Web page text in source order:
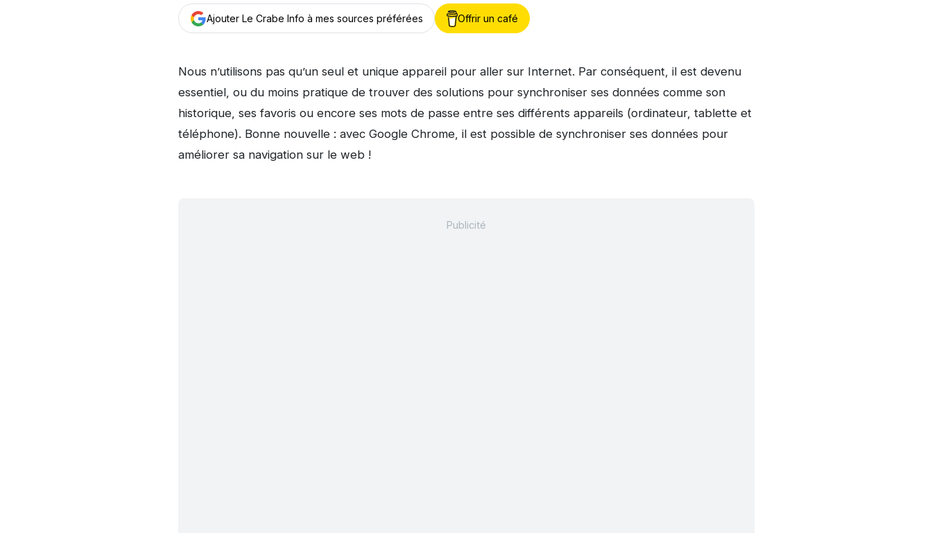
Ajouter Le Crabe Info à mes sources préférées Offrir un café
Nous n’utilisons pas qu’un seul et unique appareil pour aller sur Internet. Par conséquent, il est devenu
essentiel, ou du moins pratique de trouver des solutions pour synchroniser ses données comme son
historique, ses favoris ou encore ses mots de passe entre ses différents appareils (ordinateur, tablette et
téléphone). Bonne nouvelle : avec Google Chrome, il est possible de synchroniser ses données pour
améliorer sa navigation sur le web !